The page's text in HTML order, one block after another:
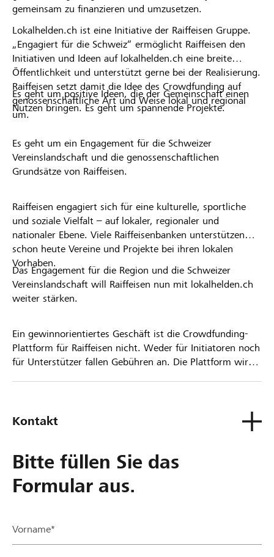
gemeinsam zu finanzieren und umzusetzen.
Lokalhelden.ch ist eine Initiative der Raiffeisen Gruppe.
„Engagiert für die Schweiz“ ermöglicht Raiffeisen den
Initiativen und Ideen auf lokalhelden.ch eine breite
Öffentlichkeit und unterstützt gerne bei der Realisierung.
Raiffeisen setzt damit die Idee des Crowdfunding auf
genossenschaftliche Art und Weise lokal und regional
um.
Es geht um positive Ideen, die der Gemeinschaft einen
Nutzen bringen. Es geht um spannende Projekte.
Es geht um ein Engagement für die Schweizer
Vereinslandschaft und die genossenschaftlichen
Grundsätze von Raiffeisen.
Raiffeisen engagiert sich für eine kulturelle, sportliche
und soziale Vielfalt – auf lokaler, regionaler und
nationaler Ebene. Viele Raiffeisenbanken unterstützen
schon heute Vereine und Projekte bei ihren lokalen
Vorhaben.
Das Engagement für die Region und die Schweizer
Vereinslandschaft will Raiffeisen nun mit lokalhelden.ch
weiter stärken.
Ein gewinnorientiertes Geschäft ist die Crowdfunding-
Plattform für Raiffeisen nicht. Weder für Initiatoren noch
für Unterstützer fallen Gebühren an. Die Plattform wird
Kontakt
Bitte füllen Sie das
Formular aus.
Vorname*